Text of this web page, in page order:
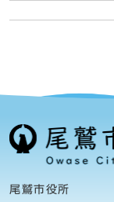
尾鷲市役所